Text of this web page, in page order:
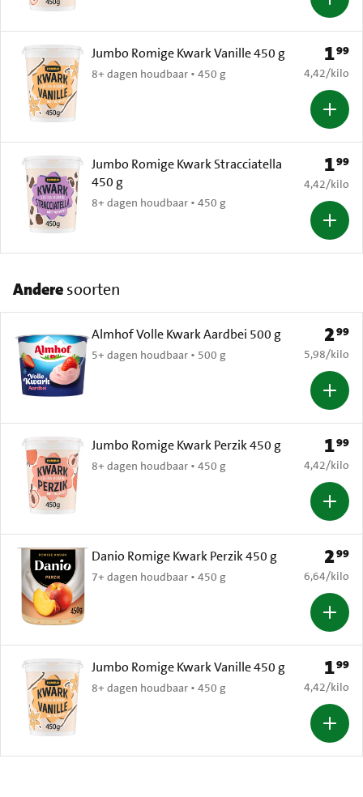
Jumbo Romige Kwark Vanille 450 g
8+ dagen houdbaar • 450 g
Prijs:
199
€ 4,42 per
4,42/kilo
Jumbo Romige Kwark Stracciatella
450 g
8+ dagen houdbaar • 450 g
Prijs:
199
€ 4,42 per
4,42/kilo
Anderesoorten
Almhof Volle Kwark Aardbei 500 g
5+ dagen houdbaar • 500 g
Prijs:
299
€ 5,98 per
5,98/kilo
Jumbo Romige Kwark Perzik 450 g
8+ dagen houdbaar • 450 g
Prijs:
199
€ 4,42 per
4,42/kilo
Danio Romige Kwark Perzik 450 g
7+ dagen houdbaar • 450 g
Prijs:
299
€ 6,64 per
6,64/kilo
Jumbo Romige Kwark Vanille 450 g
8+ dagen houdbaar • 450 g
Prijs:
199
€ 4,42 per
4,42/kilo